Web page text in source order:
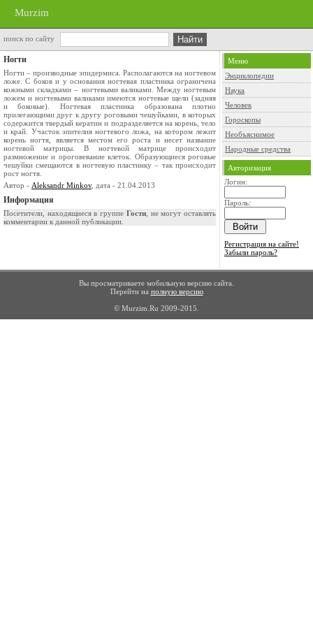
Murzim
поиск по сайту
Ногти
Ногти – производные эпидермиса. Располагаются на ногтевом
ложе. С боков и у основания ногтевая пластинка ограничена
кожными складками – ногтевыми валиками. Между ногтевым
ложем и ногтевыми валиками имеются ногтевые щели (задняя
и боковые). Ногтевая пластинка образована плотно
прилегающими друг к другу роговыми чешуйками, в которых
содержится твердый кератин и подразделяется на корень, тело
и край. Участок эпителия ногтевого ложа, на котором лежит
корень ногтя, является местом его роста и несет название
ногтевой матрицы. В ногтевой матрице происходит
размножение и ороговевание клеток. Образующиеся роговые
чешуйки смещаются в ногтевую пластинку – так происходит
рост ногтя.
Автор - Aleksandr Minkov, дата - 21.04.2013
Информация
Посетители, находящиеся в группе Гости, не могут оставлять
комментарии к данной публикации.
Меню
Энциклопедии
Наука
Человек
Гороскопы
Необъяснимое
Народные средства
Авторизация
Логин:
Пароль:
Регистрация на сайте!
Забыли пароль?
Вы просматриваете мобильную версию сайта.
Перейти на полную версию
© Murzim.Ru 2009-2015.